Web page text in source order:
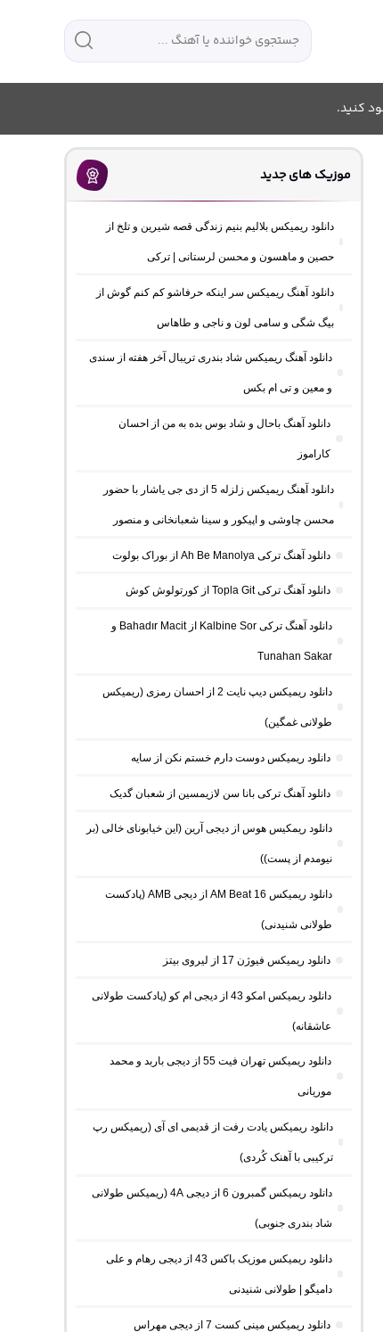
کنید.
موزیک های جدید
دانلود ریمیکس بلالیم بنیم زندگی قصه شیرین و تلخ از
حصین و ماهسون و محسن لرستانی | ترکی
دانلود آهنگ ریمیکس سر اینکه حرفاشو کم کنم گوش از
بیگ شگی و سامی لون و ناجی و طاهاس
دانلود آهنگ ریمیکس شاد بندری تریبال آخر هفته از سندی
و معین و تی ام بکس
دانلود آهنگ باحال و شاد بوس بده به من از احسان
کاراموز
دانلود آهنگ ریمیکس زلزله 5 از دی جی یاشار با حضور
محسن چاوشی و اپیکور و سینا شعبانخانی و منصور
دانلود آهنگ ترکی Ah Be Manolya از بوراک بولوت
دانلود آهنگ ترکی Topla Git از کورتولوش کوش
دانلود آهنگ ترکی Kalbine Sor از Bahadır Macit و
Tunahan Sakar
دانلود ریمیکس دیپ نایت 2 از احسان رمزی (ریمیکس
طولانی غمگین)
دانلود ریمیکس دوست دارم خستم نکن از سایه
دانلود آهنگ ترکی بانا سن لازیمسین از شعبان گدیک
دانلود ریمکیس هوس از دیجی آرین (این خیابونای خالی (بر
نیومدم از پست))
دانلود ریمیکس AM Beat 16 از دیجی AMB (پادکست
طولانی شنیدنی)
دانلود ریمیکس فیوژن 17 از لیروی بیتز
دانلود ریمیکس امکو 43 از دیجی ام کو (پادکست طولانی
عاشقانه)
دانلود ریمیکس تهران فیت 55 از دیجی باربد و محمد
موریانی
دانلود ریمیکس یادت رفت از قدیمی ای آی (ریمیکس رپ
ترکیبی با آهنک کُردی)
دانلود ریمیکس گمبرون 6 از دیجی 4A (ریمیکس طولانی
شاد بندری جنوبی)
دانلود ریمیکس موزیک باکس 43 از دیجی رهام و علی
دامیگو | طولانی شنیدنی
دانلود ریمیکس مینی کست 7 از دیجی مهراس